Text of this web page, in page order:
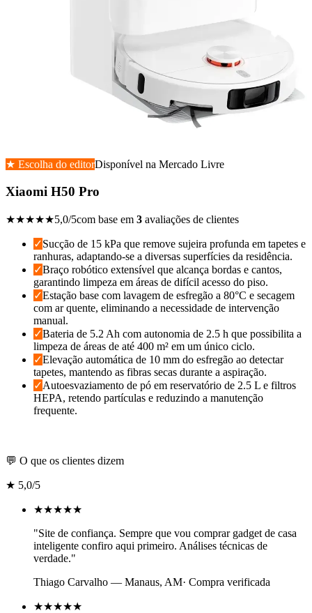
★ Escolha do editorDisponível na Mercado Livre
Xiaomi H50 Pro
★★★★★5,0/5com base em 3 avaliações de clientes
✓Sucção de 15 kPa que remove sujeira profunda em tapetes e
ranhuras, adaptando-se a diversas superfícies da residência.
✓Braço robótico extensível que alcança bordas e cantos,
garantindo limpeza em áreas de difícil acesso do piso.
✓Estação base com lavagem de esfregão a 80°C e secagem
com ar quente, eliminando a necessidade de intervenção
manual.
✓Bateria de 5.2 Ah com autonomia de 2.5 h que possibilita a
limpeza de áreas de até 400 m² em um único ciclo.
✓Elevação automática de 10 mm do esfregão ao detectar
tapetes, mantendo as fibras secas durante a aspiração.
✓Autoesvaziamento de pó em reservatório de 2.5 L e filtros
HEPA, retendo partículas e reduzindo a manutenção
frequente.
💬 O que os clientes dizem
★ 5,0/5
★★★★★
"Site de confiança. Sempre que vou comprar gadget de casa
inteligente confiro aqui primeiro. Análises técnicas de
verdade."
Thiago Carvalho — Manaus, AM· Compra verificada
★★★★★